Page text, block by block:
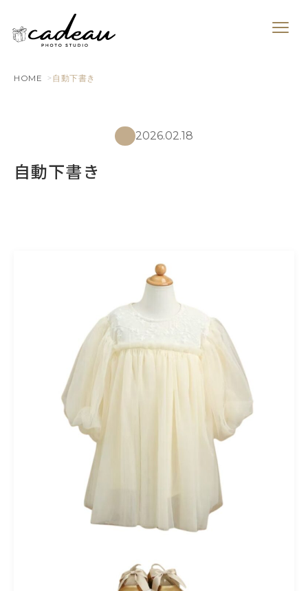
HOME 自動下書き
2026.02.18
自動下書き